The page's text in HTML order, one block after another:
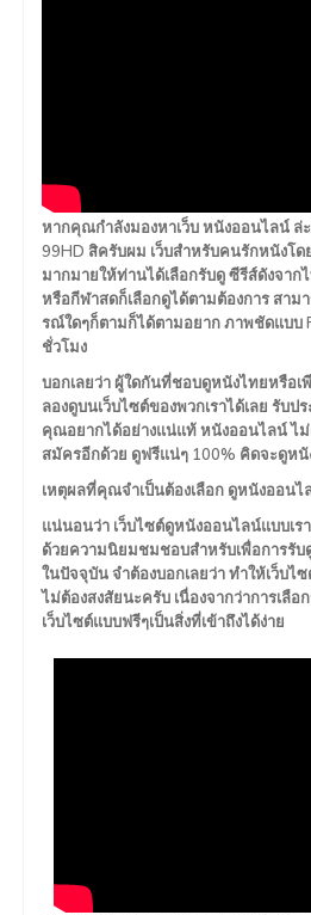
หากคุณกำลังมองหาเว็บ หนังออนไลน์ ล่
99HD สิครับผม เว็บสำหรับคนรักหนังโด
มากมายให้ท่านได้เลือกรับดู ซีรีส์ดังจาก
หรือกีฬาสดก็เลือกดูได้ตามต้องการ สา
รณ์ใดๆก็ตามก็ได้ตามอยาก ภาพชัดแบบ
ชั่วโมง
บอกเลยว่า ผู้ใดกันที่ชอบดูหนังไทยหรือ
ลองดูบนเว็บไซต์ของพวกเราได้เลย รับป
คุณอยากได้อย่างแน่แท้ หนังออนไลน์ ไม่
สมัครอีกด้วย ดูฟรีแน่ๆ 100% คิดจะดูหนั
เหตุผลที่คุณจำเป็นต้องเลือก ดูหนังออนไ
แน่นอนว่า เว็บไซต์ดูหนังออนไลน์แบบเร
ด้วยความนิยมชมชอบสำหรับเพื่อการรั
ในปัจจุบัน จำต้องบอกเลยว่า ทำให้เว็บไ
ไม่ต้องสงสัยนะครับ เนื่องจากว่าการเลื
เว็บไซต์แบบฟรีๆเป็นสิ่งที่เข้าถึงได้ง่าย